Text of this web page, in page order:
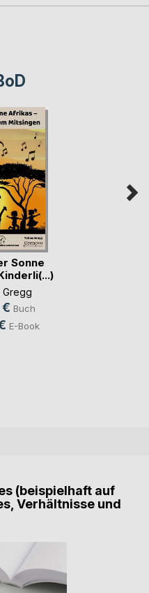
Sonne
Gregg
€ Buch
E-Book
(beispielhaft auf
Verhältnisse und